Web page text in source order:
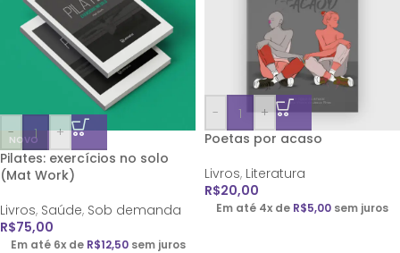
NOVO
-
+
Pilates: exercícios no solo
(Mat Work)
Livros, Saúde, Sob demanda
R$75,00
Em até 6x de R$12,50 sem juros
-
+
Poetas por acaso
Livros, Literatura
R$20,00
Em até 4x de R$5,00 sem juros